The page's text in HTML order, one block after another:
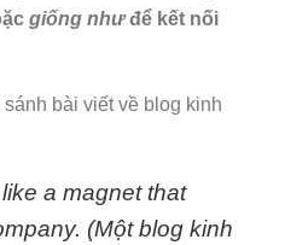
giống nhưđể kết nối
bài viết về blog kinh
a magnet that
(Một blog kinh